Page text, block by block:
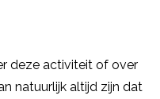
deze activiteit of over
natuurlijk altijd zijn dat